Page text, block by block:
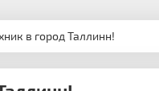
в город Таллинн!